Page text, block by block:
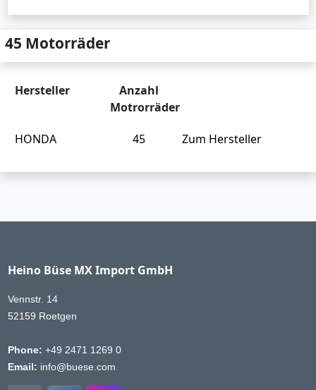
45 Motorräder
Hersteller
Anzahl
Motrorräder
HONDA 45 Zum Hersteller
Heino Büse MX Import GmbH
Vennstr. 14
52159 Roetgen
Phone: +49 2471 1269 0
Email: info@buese.com